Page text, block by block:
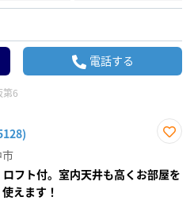
電話する
第6
り登
録
ロフト付。室内天井も高くお部屋を
えます！